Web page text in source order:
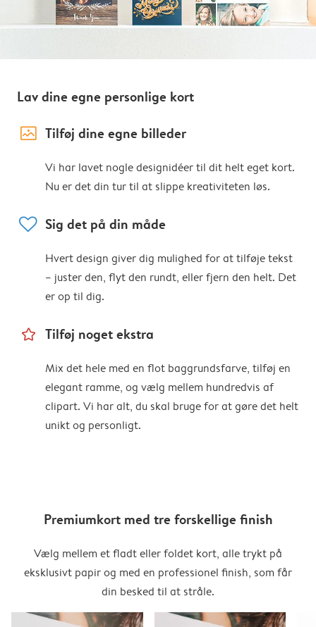
Lav dine egne personlige kort
image_placeholder Tilføj dine egne billeder
Vi har lavet nogle designidéer til dit helt eget kort.
Nu er det din tur til at slippe kreativiteten løs.
heart Sig det på din måde
Hvert design giver dig mulighed for at tilføje tekst
– juster den, flyt den rundt, eller fjern den helt. Det
er op til dig.
star_outline Tilføj noget ekstra
Mix det hele med en flot baggrundsfarve, tilføj en
elegant ramme, og vælg mellem hundredvis af
clipart. Vi har alt, du skal bruge for at gøre det helt
unikt og personligt.
Premiumkort med tre forskellige finish
Vælg mellem et fladt eller foldet kort, alle trykt på
eksklusivt papir og med en professionel finish, som får
din besked til at stråle.